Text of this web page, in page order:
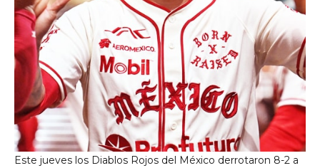
Este jueves los Diablos Rojos del México derrotaron 8-2 a